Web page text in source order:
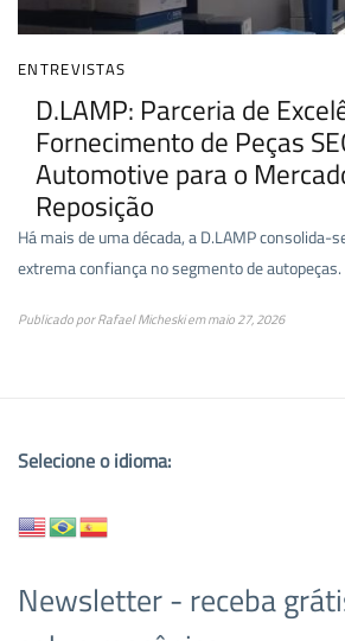
ENTREVISTAS
D.LAMP: Parceria de
Fornecimento de Peças
Automotive para o
Reposição
Há mais de uma década, a D.LAMP consolida-
extrema confiança no segmento de
Publicado porRafael Micheskiemmaio 27, 2026
Selecione o idioma:
Newsletter - receba